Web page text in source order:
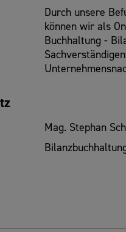
Durch unsere
können wir als
Buchhaltung -
Mag. Stephan